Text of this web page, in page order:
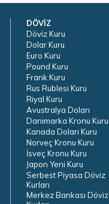
DÖVİZ
Döviz Kuru
Dolar Kuru
Euro Kuru
Pound Kuru
Frank Kuru
Rus Rublesi Kuru
Riyal Kuru
Avustralya Doları
Danimarka Kronu Kuru
Kanada Doları Kuru
Norveç Kronu Kuru
İsveç Kronu Kuru
Japon Yeni Kuru
Serbest Piyasa Döviz
Kurları
Merkez Bankası Döviz